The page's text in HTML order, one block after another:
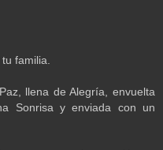
familia.
llena de Alegría, envuelta
Sonrisa y enviada con un